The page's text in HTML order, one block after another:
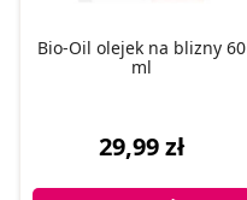
Bio-Oil olejek na blizny 60
ml
29,99 zł